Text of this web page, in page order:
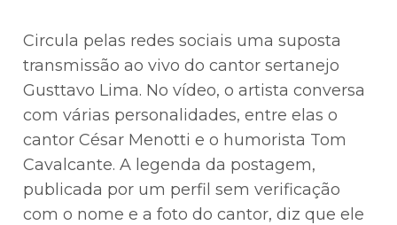
Circula pelas redes sociais uma suposta
transmissão ao vivo do cantor sertanejo
Gusttavo Lima. No vídeo, o artista conversa
com várias personalidades, entre elas o
cantor César Menotti e o humorista Tom
Cavalcante. A legenda da postagem,
publicada por um perfil sem verificação
com o nome e a foto do cantor, diz que ele